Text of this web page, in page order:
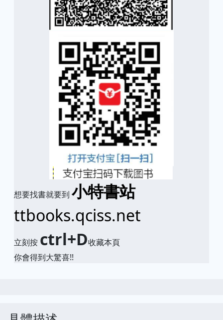
想要找書就要到 小特書站
ttbooks.qciss.net
立刻按 ctrl+D收藏本頁
你會得到大驚喜!!